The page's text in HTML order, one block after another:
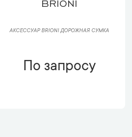
BRIONI
АКСЕССУАР BRIONI ДОРОЖНАЯ СУМКА
По запросу